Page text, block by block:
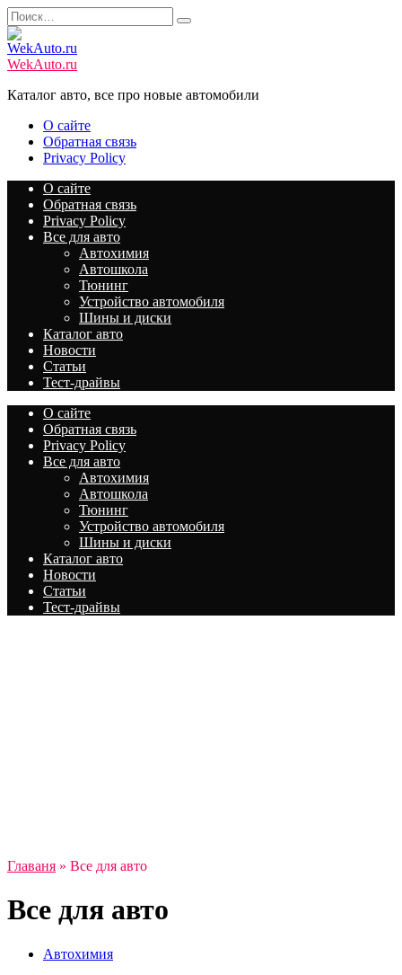
Перейти
к
содержанию
Search
for:
WekAuto.ru
Каталог авто, все про новые автомобили
О сайте
Обратная связь
Privacy Policy
О сайте
Обратная связь
Privacy Policy
Все для авто
Автохимия
Автошкола
Тюнинг
Устройство автомобиля
Шины и диски
Каталог авто
Новости
Статьи
Тест-драйвы
О сайте
Обратная связь
Privacy Policy
Все для авто
Автохимия
Автошкола
Тюнинг
Устройство автомобиля
Шины и диски
Каталог авто
Новости
Статьи
Тест-драйвы
Главаня » Все для авто
Все для авто
Автохимия